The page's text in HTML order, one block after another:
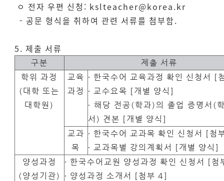
ㅇ 전자 우편 신청: kslteacher@korea.kr
- 공문 형식을 취하여 관련 서류를 첨부함.
5. 제출 서류
구분
제출 서류
학위 과정
(대학 또는
대학원)
교육
과정
∙ 한국수어 교육과정 확인 신청서 [
∙ 교수요목 [개별 양식]
∙ 해당 전공(학과)의 졸업 증명서(
서) 견본 [개별 양식]
교과
목
∙ 한국수어 교과목 확인 신청서 [첨
∙ 교과목별 강의계획서 [개별 양식]
양성과정
(양성기관)
∙ 한국수어교원 양성과정 확인 신청서 [
∙ 양성과정 소개서 [첨부 4]